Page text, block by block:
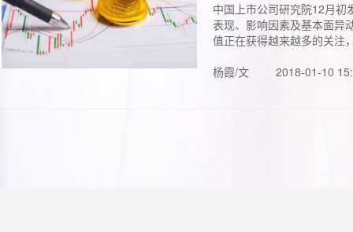
中国上市公司研究院12月初
表现、影响因素及基本面异
值正在获得越来越多的关注
杨霞/文
2018-01-10